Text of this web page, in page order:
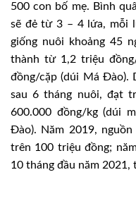
500 con bố mẹ. Bình
sẽ đẻ từ 3 – 4 lứa, mỗi
giống nuôi khoảng 45
thành từ 1,2 triệu
đồng/cặp (dúi Má Đào).
sau 6 tháng nuôi, đạt
600.000 đồng/kg (dúi
Đào). Năm 2019,
trên 100 triệu đồng;
10 tháng đầu năm